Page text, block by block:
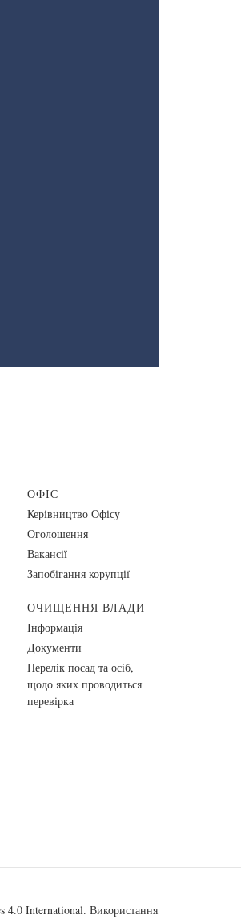
ОФІС
Керівництво Офісу
Оголошення
Вакансії
Запобігання корупції
ОЧИЩЕННЯ ВЛАДИ
Інформація
Документи
Перелік посад та осіб,
щодо яких проводиться
перевірка
4.0 International. Використання